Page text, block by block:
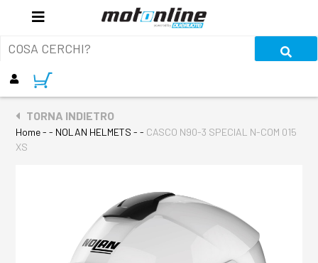
TORNA INDIETRO
Home- - NOLAN HELMETS - - CASCO N90-3 SPECIAL N-COM 015
XS